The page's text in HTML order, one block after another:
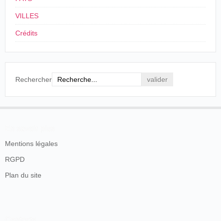
au théâtre :
Sob o titulo -Mascara de Ferro-escrevia II. de
Mayréna, em Pariz, uma revista, que seria
Gazeta de Noticias, Rio de Janeiro, mardi 10
janvier 1893, p. 2.
Il prend également en charge le secrétariat de l'Olympia:
cumulait les deux fonctions.
VILLES
Crédits
Rechercher
Mentions légales
RGPD
Plan du site